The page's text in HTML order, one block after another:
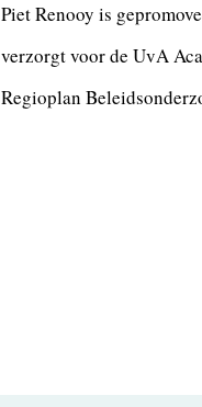
Piet Renooy is
verzorgt voor de UvA
Regioplan